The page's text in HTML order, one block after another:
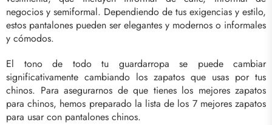
negocios y semiformal. Dependiendo de tus exigencias y estilo,
estos pantalones pueden ser elegantes y modernos o informales
y cómodos.
El tono de todo tu guardarropa se puede cambiar
significativamente cambiando los zapatos que usas por tus
chinos. Para asegurarnos de que tienes los mejores zapatos
para chinos, hemos preparado la lista de los 7 mejores zapatos
para usar con pantalones chinos.